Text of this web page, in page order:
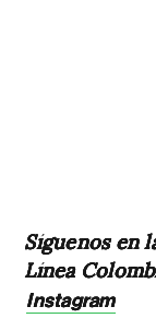
Síguenos en
Línea
Instagram